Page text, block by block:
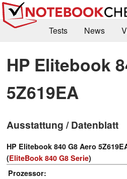
Tests News
Kaufberatung
Deals
Forum
HP Elitebook
5Z619EA
Ausstattung / Datenblatt
HP Elitebook 840 G8 Aero
(EliteBook 840 G8 Serie)
Prozessor